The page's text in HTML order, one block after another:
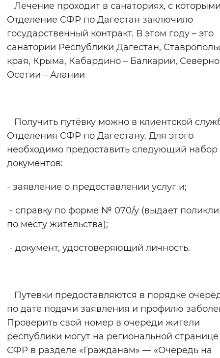
Лечение проходит в санаториях, с
Отделение СФР по Дагестан заключило
государственный контракт. В этом году – это
санатории Республики Дагестан,
края, Крыма, Кабардино – Балкарии,
Осетии – Алании
Получить путёвку можно в клиентской
Отделения СФР по Дагестану. Для этого
необходимо предоставить следующий набор
документов:
- заявление о предоставлении услуг и;
- справку по форме № 070/у (выдает
по месту жительства);
- документ, удостоверяющий личность.
Путевки предоставляются в порядке
по дате подачи заявления и профилю
Проверить свой номер в очереди жители
республики могут на региональной странице
СФР в разделе «Гражданам» — «Очередь на